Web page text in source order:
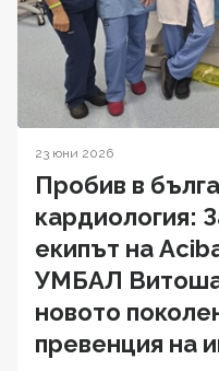
23 юни 2026
Пробив в
кардиология:
екипът на
УМБАЛ Витоша
новото
превенция на